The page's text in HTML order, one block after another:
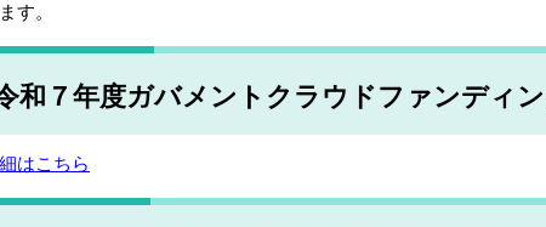
す。
和７年度ガバメントクラウドファンディ
はこちら